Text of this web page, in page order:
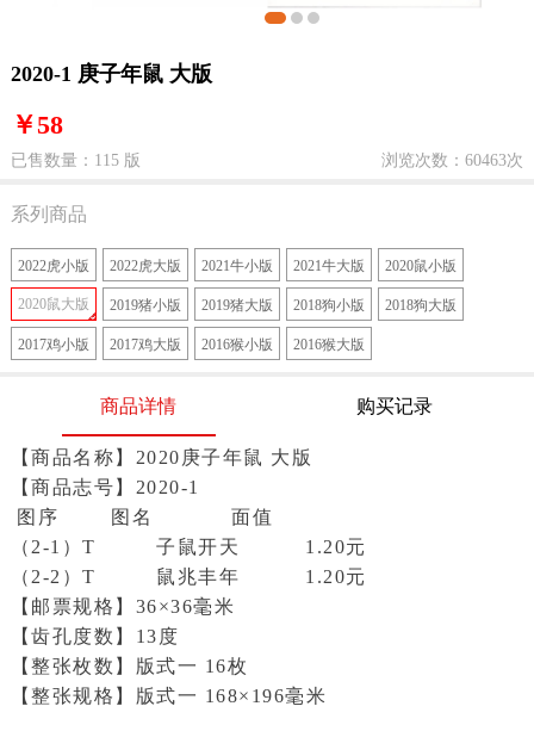
2020-1 庚子年鼠 大版
￥58
已售数量：115 版 浏览次数：60463次
系列商品
2022虎小版 2022虎大版 2021牛小版 2021牛大版 2020鼠小版
2020鼠大版 2019猪小版 2019猪大版 2018狗小版 2018狗大版
2017鸡小版 2017鸡大版 2016猴小版 2016猴大版
商品详情 购买记录
【商品名称】2020庚子年鼠 大版
【商品志号 】2020-1
图序 图名 面值
（2-1）T 子鼠开天 1.20元
（2-2）T 鼠兆丰年 1.20元
【 邮票规格 】36×36毫米
【齿孔度数 】13度
【整张枚数 】版式一 16枚
【整张规格 】版式一 168×196毫米